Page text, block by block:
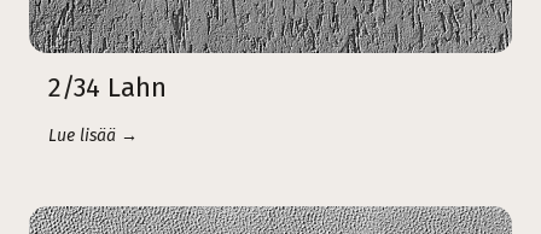
2/34 Lahn
Lue lisää →